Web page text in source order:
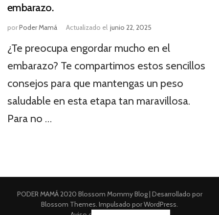
embarazo.
porPoder Mamá Actualizado el junio 22, 2025
¿Te preocupa engordar mucho en el
embarazo? Te compartimos estos sencillos
consejos para que mantengas un peso
saludable en esta etapa tan maravillosa.
Para no …
PODER MAMÁ 2020 Blossom Mommy Blog | Desarrollado por
Blossom Themes. Impulsado porWordPress.